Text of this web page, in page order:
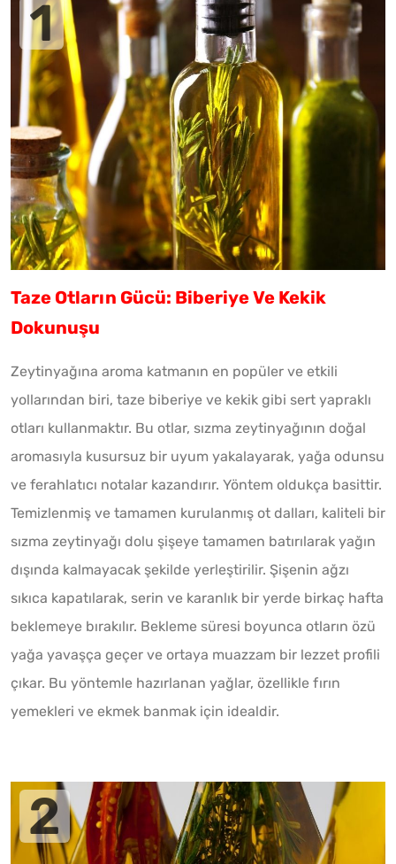
Taze Otların Gücü: Biberiye Ve Kekik
Dokunuşu
Zeytinyağına aroma katmanın en popüler ve etkili
yollarından biri, taze biberiye ve kekik gibi sert yapraklı
otları kullanmaktır. Bu otlar, sızma zeytinyağının doğal
aromasıyla kusursuz bir uyum yakalayarak, yağa odunsu
ve ferahlatıcı notalar kazandırır. Yöntem oldukça basittir.
Temizlenmiş ve tamamen kurulanmış ot dalları, kaliteli bir
sızma zeytinyağı dolu şişeye tamamen batırılarak yağın
dışında kalmayacak şekilde yerleştirilir. Şişenin ağzı
sıkıca kapatılarak, serin ve karanlık bir yerde birkaç hafta
beklemeye bırakılır. Bekleme süresi boyunca otların özü
yağa yavaşça geçer ve ortaya muazzam bir lezzet profili
çıkar. Bu yöntemle hazırlanan yağlar, özellikle fırın
yemekleri ve ekmek banmak için idealdir.